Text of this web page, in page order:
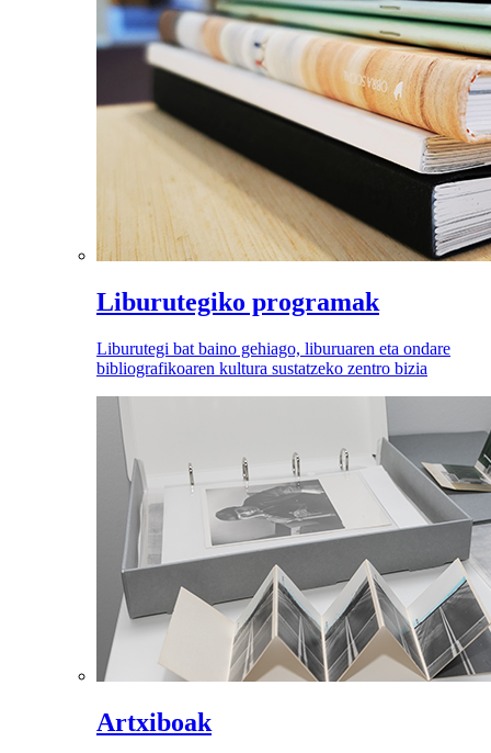
Liburutegiko programak
Liburutegi bat baino gehiago, liburuaren eta ondare
bibliografikoaren kultura sustatzeko zentro bizia
Artxiboak